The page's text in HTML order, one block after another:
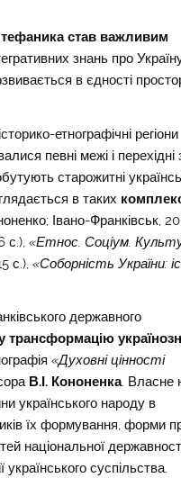
став важливим
знань про
в єдності
етнографічні регіони
певні межі і перехідні
старожитні
в таких
Івано-Франківськ,
с.),«Етнос. Соціум.
с.),«Соборність України:
державного
трансформацію
«Духовні цінності
В.І. Кононенка. Власне
українського народу в
їх формування, форми
національної
суспільства.